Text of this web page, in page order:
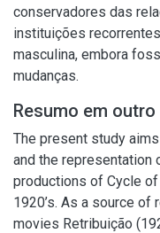
conservadores das
instituições
masculina, embora
mudanças.
Resumo em
The present study
and the representation
productions of Cycle
1920’s. As a source of
movies Retribuição